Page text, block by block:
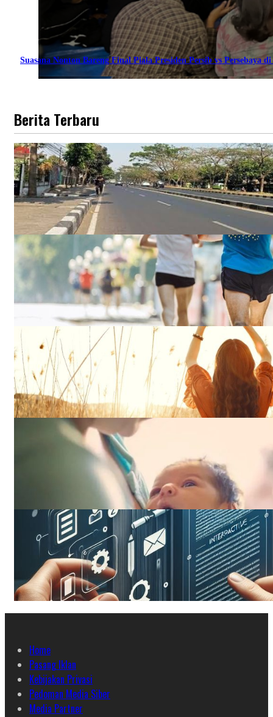
Suasana Nonton Bareng Final Piala Presiden Persib vs Persebaya di
Berita Terbaru
Home
Pasang Iklan
Kebijakan Privasi
Pedoman Media Siber
Media Partner